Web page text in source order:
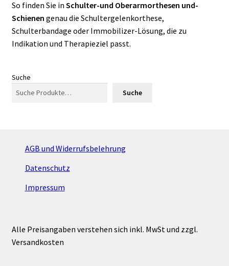
So finden Sie in Schulter-und Oberarmorthesen und-
Schienen genau die Schultergelenkorthese,
Schulterbandage oder Immobilizer-Lösung, die zu
Indikation und Therapieziel passt.
Suche
Suche
AGB und Widerrufsbelehrung
Datenschutz
Impressum
Alle Preisangaben verstehen sich inkl. MwSt und zzgl.
Versandkosten